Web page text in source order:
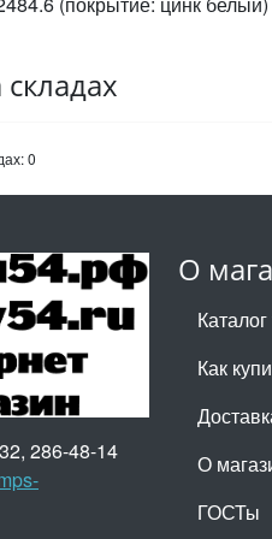
0
О
Как
О
ГОСТы
286-48-14